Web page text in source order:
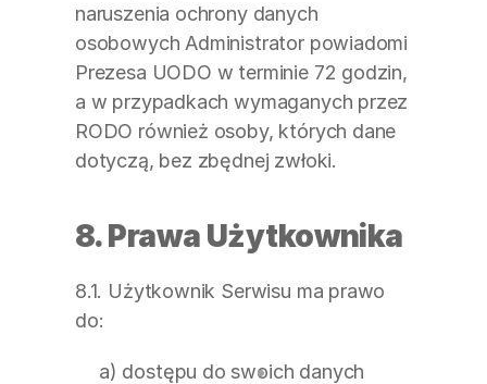
naruszenia ochrony danych
osobowych Administrator powiadomi
Prezesa UODO w terminie 72 godzin,
a w przypadkach wymaganych przez
RODO również osoby, których dane
dotyczą, bez zbędnej zwłoki.
8. Prawa Użytkownika
8.1. Użytkownik Serwisu ma prawo
do:
a) dostępu do swoich danych